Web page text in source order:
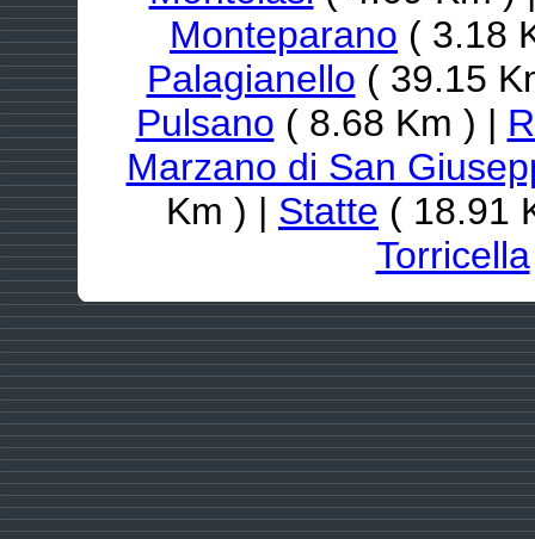
Monteparano ( 3.18
Palagianello ( 39.15
Pulsano ( 8.68 Km ) |
Marzano di San
Km ) | Statte ( 18.91
Torricella